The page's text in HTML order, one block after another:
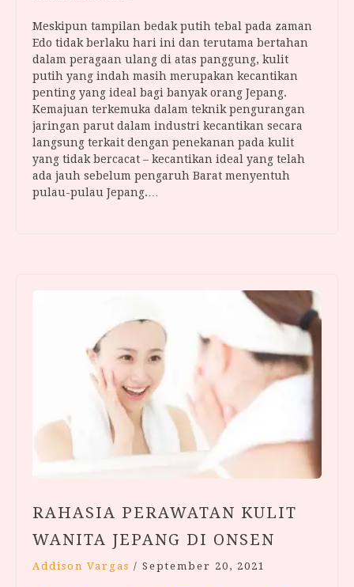
Meskipun tampilan bedak putih tebal pada zaman
Edo tidak berlaku hari ini dan terutama bertahan
dalam peragaan ulang di atas panggung, kulit
putih yang indah masih merupakan kecantikan
penting yang ideal bagi banyak orang Jepang.
Kemajuan terkemuka dalam teknik pengurangan
jaringan parut dalam industri kecantikan secara
langsung terkait dengan penekanan pada kulit
yang tidak bercacat – kecantikan ideal yang telah
ada jauh sebelum pengaruh Barat menyentuh
pulau-pulau Jepang.…
RAHASIA PERAWATAN KULIT
WANITA JEPANG DI ONSEN
Addison Vargas / September 20, 2021